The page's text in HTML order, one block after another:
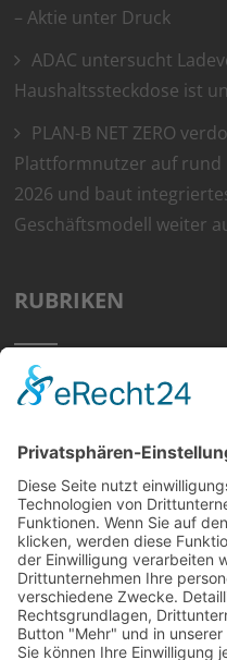
– Aktie unter Druck
ADAC untersucht
Haushaltssteckdose ist
PLAN-B NET ZERO
Plattformnutzer auf rund
2026 und baut
Geschäftsmodell weiter
RUBRIKEN
Home
Tipps
Wissen
Strom Top30
F&A
News